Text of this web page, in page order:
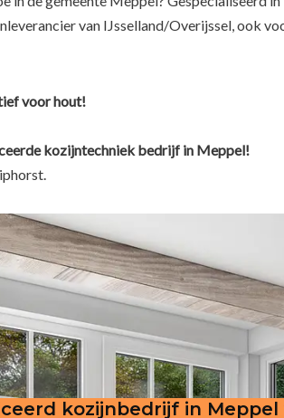
van IJsselland/Overijssel, ook
voor hout!
kozijntechniek bedrijf in Meppel!
kozijnbedrijf in